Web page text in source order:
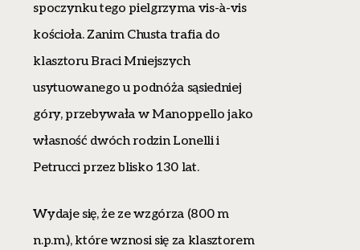
spoczynku tego pielgrzyma vis-à-vis
kościoła. Zanim Chusta trafia do
klasztoru Braci Mniejszych
usytuowanego u podnóża sąsiedniej
góry, przebywała w Manoppello jako
własność dwóch rodzin Lonelli i
Petrucci przez blisko 130 lat.
Wydaje się, że ze wzgórza (800 m
n.p.m.), które wznosi się za klasztorem